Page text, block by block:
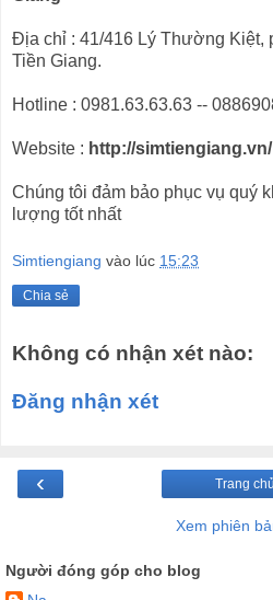
Địa chỉ : 41/416 Lý Thường Kiệt,
Tiền Giang.
Hotline : 0981.63.63.63 --
Website : http://simtiengiang.vn/
Chúng tôi đảm bảo phục vụ quý
lượng tốt nhất
Simtiengiang vào lúc 15:23
Chia sẻ
Không có nhận xét nào:
Đăng nhận xét
‹ Trang chủ
Xem phiên
Người đóng góp cho blog